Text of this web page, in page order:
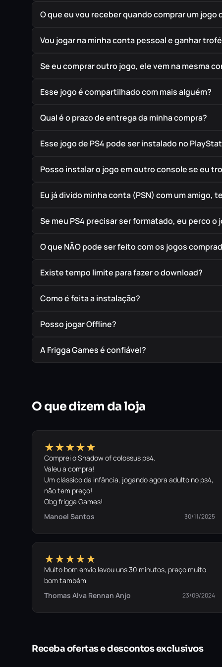
O que eu vou receber quando comprar um jogo
Vou jogar na minha conta pessoal e ganhar
Se eu comprar outro jogo, ele vem na mesma
Esse jogo é compartilhado com mais alguém?
Qual é o prazo de entrega da minha compra?
Esse jogo de PS4 pode ser instalado no
Posso instalar o jogo em outro console se eu
Eu já divido minha conta (PSN) com um amigo,
Se meu PS4 precisar ser formatado, eu perco o
O que NÃO pode ser feito com os jogos
Existe tempo limite para fazer o download?
Como é feita a instalação?
Posso jogar Offline?
A Frigga Games é confiável?
O que dizem da loja
★★★★★
Comprei o Shadow of colossus ps4.
Valeu a compra!
Um clássico da infância, jogando agora adulto no ps4,
não tem preço!
Obg frigga Games!
Manoel Santos
30/11/2025
★★★★★
Muito bom envio levou uns 30 minutos, preço muito
bom também
Thomas Alva Rennan Anjo
23/09/2024
Receba ofertas e descontos exclusivos